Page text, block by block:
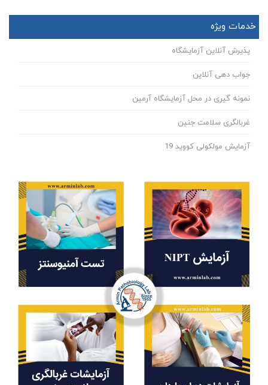
خدمات ویژه
پذیرش آنلاین آزمایشگاه
جواب دهی آنلاین
نمونه گیری در محل آزمایشگاه آرمین
غربالگری سلامت جنین
آزمایش مولکولی کووید 19